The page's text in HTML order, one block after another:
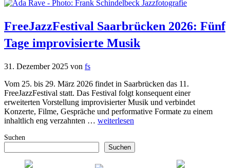
FreeJazzFestival Saarbrücken 2026: Fünf
Tage improvisierte Musik
31. Dezember 2025 von fs
Vom 25. bis 29. März 2026 findet in Saarbrücken das 11.
FreeJazzFestival statt. Das Festival folgt konsequent einer
erweiterten Vorstellung improvisierter Musik und verbindet
Konzerte, Filme, Gespräche und performative Formate zu einem
inhaltlich eng verzahnten … weiterlesen
Suchen
Suchen